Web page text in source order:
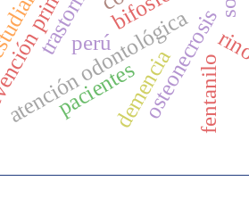
osteonecrosis
atención odontológica
primaria
pacientes
perú
fentanilo
demencia